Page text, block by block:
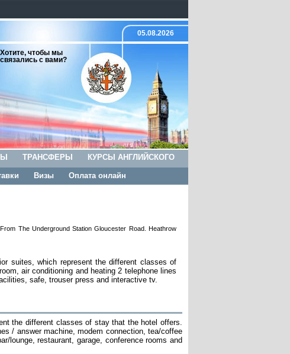
05.08.2026
Хотите, чтобы мы
связались с вами?
ТРАНСФЕРЫ КУРСЫ АНГЛИЙСКОГО
Визы Оплата онлайн
The Underground Station Gloucester Road. Heathrow
suites, which represent the different classes of
air conditioning and heating 2 telephone lines
safe, trouser press and interactive tv.
the different classes of stay that the hotel offers.
/ answer machine, modem connection, tea/coffee
lounge, restaurant, garage, conference rooms and